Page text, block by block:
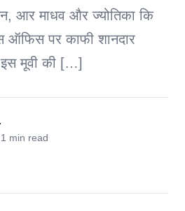
आर माधव और ज्योतिका कि
ऑफिस पर काफी शानदार
इस मूवी की […]
min read